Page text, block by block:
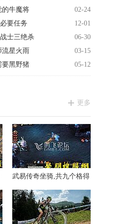
02-24
的牛魔将
12-01
要任务
06-30
士三绝杀
03-15
星火雨
05-12
要黑野猪
更多
武易传奇坐骑,共九个格得
到暗之黄泉教主有道理